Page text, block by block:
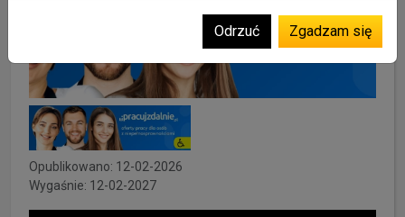
Opublikowano: 12-02-2026
Wygaśnie: 12-02-2027
Odrzuć Zgadzam się